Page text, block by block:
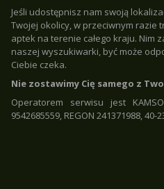
Jeśli udostępnisz nam swoją
Twojej okolicy, w przeciwnym razie
aptek na terenie całego kraju. Nim
naszej wyszukiwarki, być może
Ciebie czeka.
Nie zostawimy Cię samego z
Operatorem serwisu jest
9542685559, REGON 241371988,